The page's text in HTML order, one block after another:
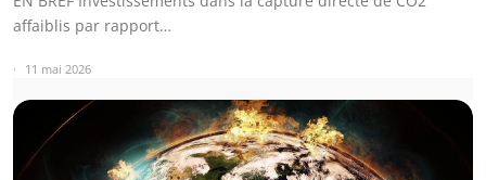
affaiblis par rapport…
11 mai 2026